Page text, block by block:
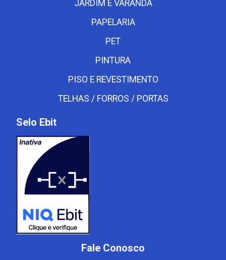
JARDIM E VARANDA
PAPELARIA
PET
PINTURA
PISO E REVESTIMENTO
TELHAS / FORROS / PORTAS
Selo Ebit
Fale Conosco